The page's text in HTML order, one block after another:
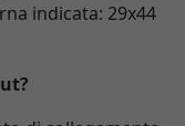
indicata: 29x44